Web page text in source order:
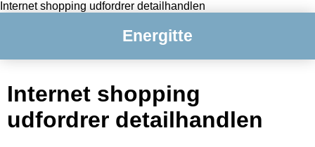
Internet shopping udfordrer detailhandlen
Energitte
Internet shopping
udfordrer detailhandlen